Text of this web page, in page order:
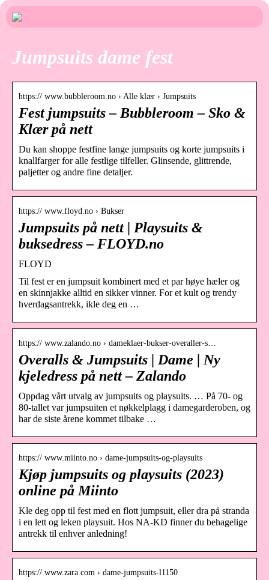
Jumpsuits dame fest
https:// www.bubbleroom.no › Alle klær › Jumpsuits
Fest jumpsuits – Bubbleroom – Sko &
Klær på nett
Du kan shoppe festfine lange jumpsuits og korte jumpsuits i
knallfarger for alle festlige tilfeller. Glinsende, glittrende,
paljetter og andre fine detaljer.
https:// www.floyd.no › Bukser
Jumpsuits på nett | Playsuits &
buksedress – FLOYD.no
FLOYD
Til fest er en jumpsuit kombinert med et par høye hæler og
en skinnjakke alltid en sikker vinner. For et kult og trendy
hverdagsantrekk, ikle deg en …
https:// www.zalando.no › dameklaer-bukser-overaller-s…
Overalls & Jumpsuits | Dame | Ny
kjeledress på nett – Zalando
Oppdag vårt utvalg av jumpsuits og playsuits. … På 70- og
80-tallet var jumpsuiten et nøkkelplagg i damegarderoben, og
har de siste årene kommet tilbake …
https:// www.miinto.no › dame-jumpsuits-og-playsuits
Kjøp jumpsuits og playsuits (2023)
online på Miinto
Kle deg opp til fest med en flott jumpsuit, eller dra på stranda
i en lett og leken playsuit. Hos NA-KD finner du behagelige
antrekk til enhver anledning!
https:// www.zara.com › dame-jumpsuits-l1150